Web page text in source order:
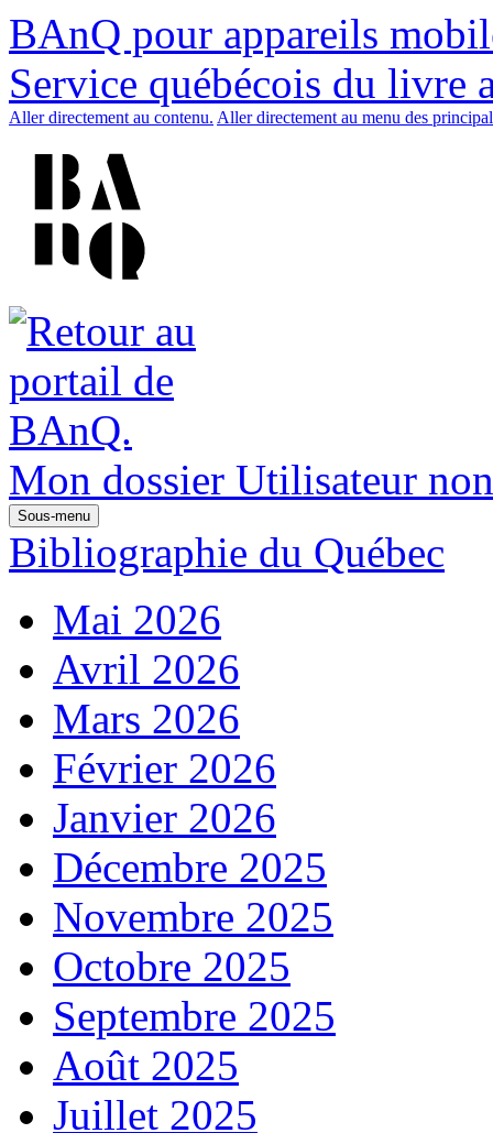
BAnQ pour appareils
Service québécois du livre
Aller directement au contenu. Aller directement au menu des
Mon dossier Utilisateur
Sous-menu
Bibliographie du Québec
Mai 2026
Avril 2026
Mars 2026
Février 2026
Janvier 2026
Décembre 2025
Novembre 2025
Octobre 2025
Septembre 2025
Août 2025
Juillet 2025